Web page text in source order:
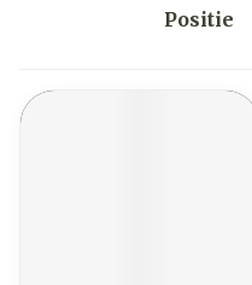
Sorteer op: